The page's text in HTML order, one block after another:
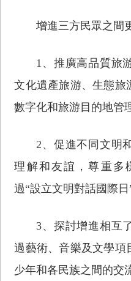
增進三方民眾之間
1、推廣高品質旅
文化遺產旅游、生態旅
數字化和旅游目的地管
2、促進不同文明
理解和友誼，尊重多
過“設立文明對話國際日
3、探討增進相互
過藝術、音樂及文學項
少年和各民族之間的交